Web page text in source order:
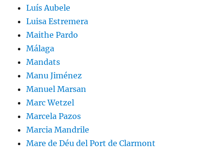
Luís Aubele
Luisa Estremera
Maithe Pardo
Málaga
Mandats
Manu Jiménez
Manuel Marsan
Marc Wetzel
Marcela Pazos
Marcia Mandrile
Mare de Déu del Port de Clarmont